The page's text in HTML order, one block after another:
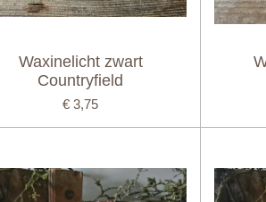
Waxinelicht zwart
Countryfield
€ 3,75